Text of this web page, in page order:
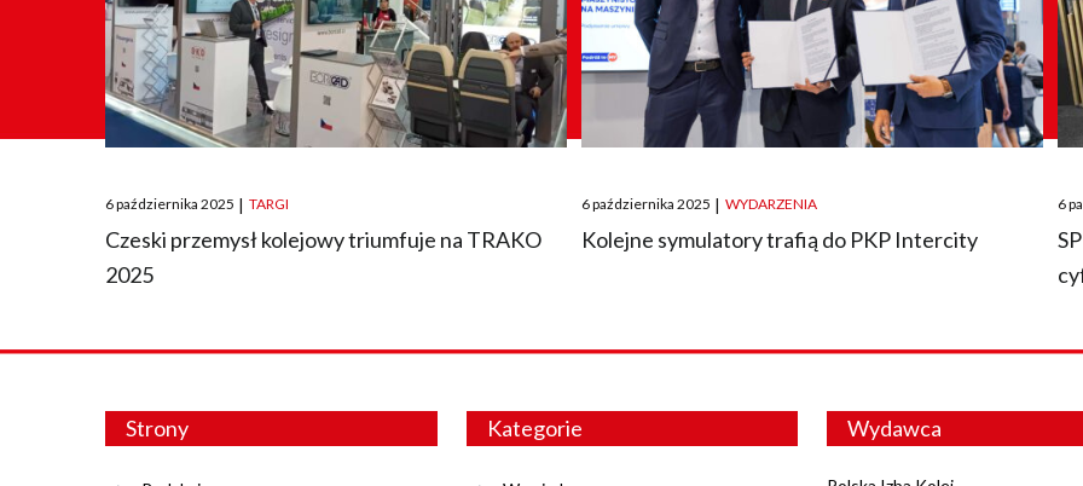
Posted
on
6 października 2025 | TARGI
Czeski przemysł kolejowy triumfuje na TRAKO
2025
Posted
on
6 października 2025 | WYDARZENIA
Kolejne symulatory trafią do PKP Intercity
on
6
Strony Kategorie Wydawca